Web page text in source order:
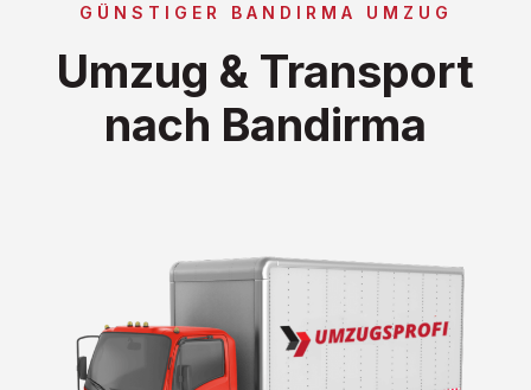
GÜNSTIGER BANDIRMA UMZUG
Umzug & Transport
nach Bandirma